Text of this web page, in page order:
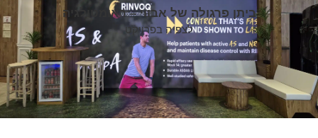
ביתן פרגולה של אבווי – ראומטולגיה
לצפיה בפרויקט